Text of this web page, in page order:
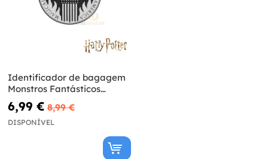
Identificador de bagagem
Monstros Fantásticos
Macusa
6,99 € 8,99 €
DISPONÍVEL